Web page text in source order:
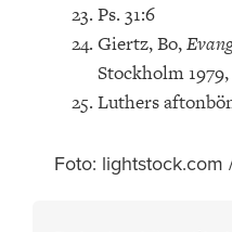
Ps. 31:6
Giertz, Bo,
Stockholm 1979,
Luthers
Foto: lightstock.com